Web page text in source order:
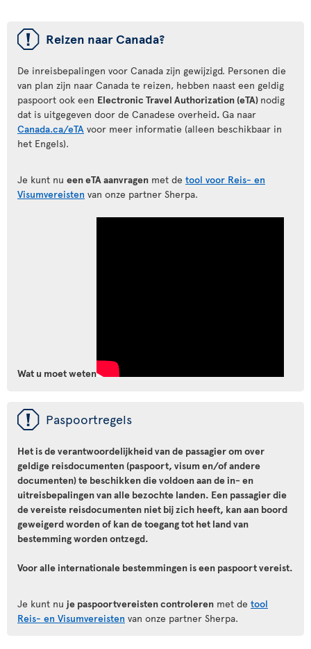
ü Reizen naar Canada?
De inreisbepalingen voor Canada zijn gewijzigd. Personen die
van plan zijn naar Canada te reizen, hebben naast een geldig
paspoort ook een Electronic Travel Authorization (eTA) nodig
dat is uitgegeven door de Canadese overheid. Ga naar
Canada.ca/eTA voor meer informatie (alleen beschikbaar in
het Engels).
Je kunt nu een eTA aanvragen met de tool voor Reis- en
Visumvereisten van onze partner Sherpa.
Wat u moet weten
ü Paspoortregels
Het is de verantwoordelijkheid van de passagier om over
geldige reisdocumenten (paspoort, visum en/of andere
documenten) te beschikken die voldoen aan de in- en
uitreisbepalingen van alle bezochte landen. Een passagier die
de vereiste reisdocumenten niet bij zich heeft, kan aan boord
geweigerd worden of kan de toegang tot het land van
bestemming worden ontzegd.
Voor alle internationale bestemmingen is een paspoort vereist.
Je kunt nu je paspoortvereisten controleren met de tool
Reis- en Visumvereisten van onze partner Sherpa.